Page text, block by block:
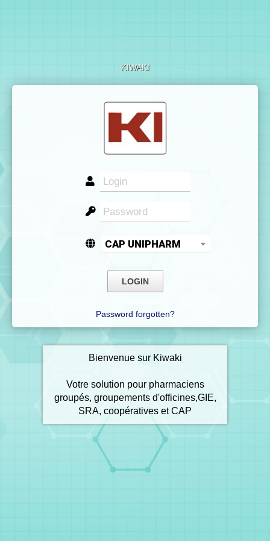
KIWAKI
CAP UNIPHARM
Password forgotten?
Bienvenue sur Kiwaki
Votre solution pour pharmaciens
groupés, groupements d'officines,GIE,
SRA, coopératives et CAP